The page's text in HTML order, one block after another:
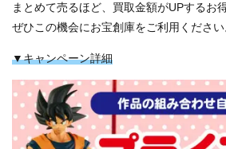
まとめて売るほど、買取金額がUPするお
ぜひこの機会にお宝創庫をご利用ください
▼キャンペーン詳細